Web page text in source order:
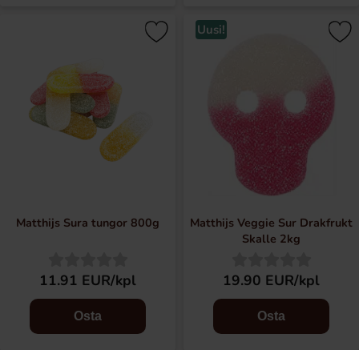
Matthijs Sura tungor 800g
11.91 EUR/kpl
Osta
Uusi!
Matthijs Veggie Sur Drakfrukt
Skalle 2kg
19.90 EUR/kpl
Osta